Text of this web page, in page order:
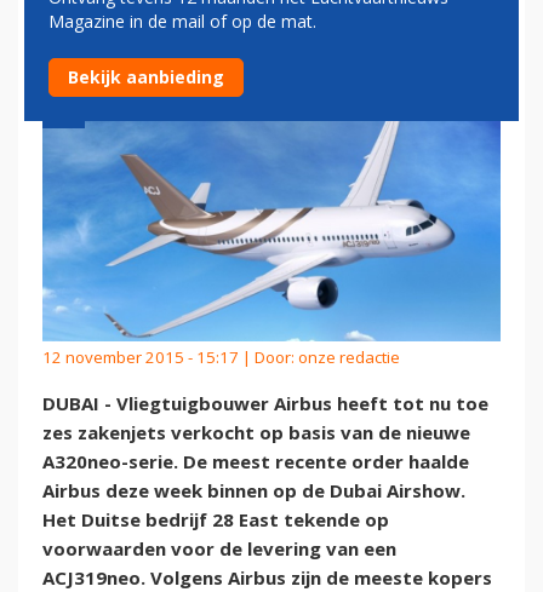
VOOR NEO-ZAKENJET
12 november 2015 - 15:17 | Door: onze redactie
DUBAI - Vliegtuigbouwer Airbus heeft tot nu toe
zes zakenjets verkocht op basis van de nieuwe
A320neo-serie. De meest recente order haalde
Airbus deze week binnen op de Dubai Airshow.
Het Duitse bedrijf 28 East tekende op
voorwaarden voor de levering van een
ACJ319neo. Volgens Airbus zijn de meeste kopers
Magazine in de mail of op de mat.
Bekijk aanbieding